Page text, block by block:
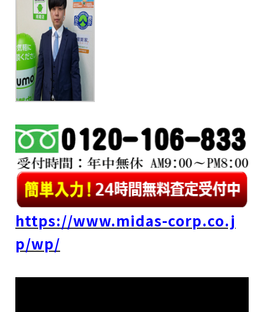
https://www.midas-corp.co.j
p/wp/